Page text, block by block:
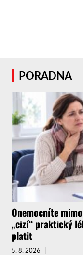
PORADNA
Onemocníte
„cizí“ praktický
platit
5. 8. 2026